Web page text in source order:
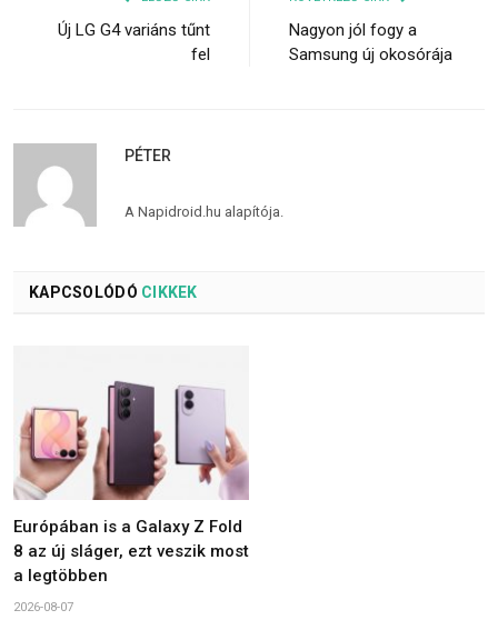
Új LG G4 variáns tűnt
fel
Nagyon jól fogy a
Samsung új okosórája
PÉTER
A Napidroid.hu alapítója.
KAPCSOLÓDÓ CIKKEK
Európában is a Galaxy Z Fold
8 az új sláger, ezt veszik most
a legtöbben
2026-08-07